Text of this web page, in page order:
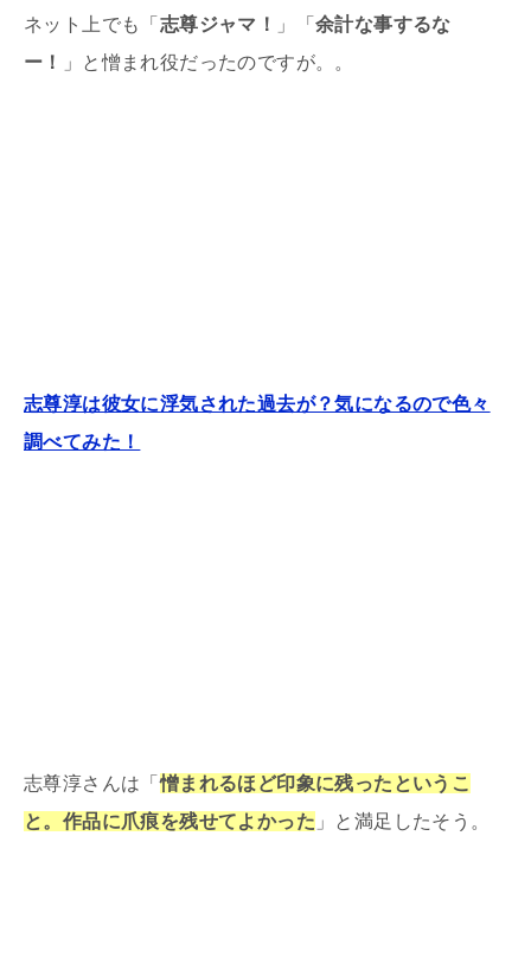
ネット上でも「 志尊ジャマ！ 」「余計な事するな
ー！
」と憎まれ役だったのですが。。
志尊淳は彼女に浮気された過去が？気になるので色々
調べてみた！
志尊淳さんは「憎まれるほど印象に残ったというこ
と。作品に爪痕を残せてよかった 」と満足したそう。